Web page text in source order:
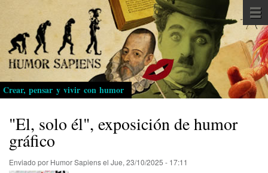
Pasar
al
contenido
principal
Crear, pensar y vivir con humor
"El, solo él", exposición de humor
gráfico
Enviado por Humor Sapiensel Jue, 23/10/2025 - 17:11